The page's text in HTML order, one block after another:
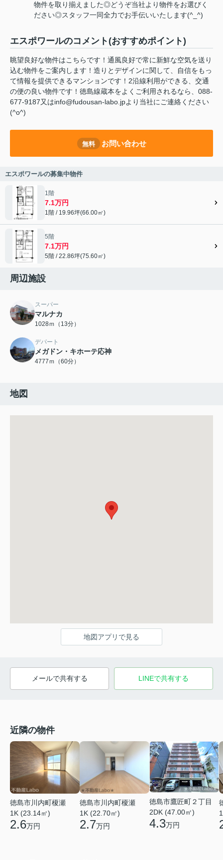
物件を取り揃えました◎どうぞ当社より物件をお選びく
ださい◎スタッフ一同全力でお手伝いいたします(^_^)
エスポワールのコメント(おすすめポイント)
眺望良好な物件はこちらです！通風良好で常に新鮮な空気を送り
込む物件をご案内します！造りとデザインに関して、自信をもっ
て情報を提供できるマンションです！2沿線利用ができる、交通
の便の良い物件です！徳島線蔵本をよくご利用されるなら、088-
677-9187又はinfo@fudousan-labo.jpより当社にご連絡ください
(^o^)
無料 お問い合わせ
エスポワールの募集中物件
1階
7.1万円
1階 / 19.96坪(66.00㎡)
5階
7.1万円
5階 / 22.86坪(75.60㎡)
周辺施設
スーパー
マルナカ
1028ｍ（13分）
デパート
メガドン・キホーテ応神
4777ｍ（60分）
地図
地図アプリで見る
メールで共有する LINEで共有する
近隣の物件
徳島市川内町榎瀬
1K (23.14㎡)
2.6万円
徳島市川内町榎瀬
1K (22.70㎡)
2.7万円
徳島市鷹匠町２丁目
2DK (47.00㎡)
4.3万円